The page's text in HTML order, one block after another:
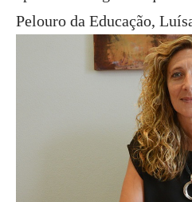
Pelouro da Educação,